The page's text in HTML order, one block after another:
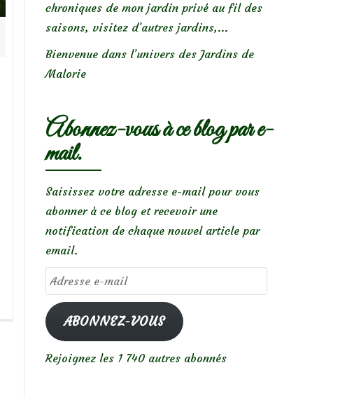
chroniques de mon jardin privé au fil des
saisons, visitez d’autres jardins,...
Bienvenue dans l’univers des Jardins de
Malorie
Abonnez-vous à ce blog par e-
mail.
Saisissez votre adresse e-mail pour vous
abonner à ce blog et recevoir une
notification de chaque nouvel article par
email.
Adresse
e-
mailABONNEZ-VOUS
Rejoignez les 1 740 autres abonnés